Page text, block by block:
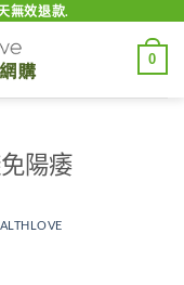
無效退款.
0
陽痿